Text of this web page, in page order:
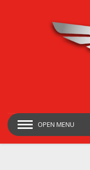
OPEN MENU